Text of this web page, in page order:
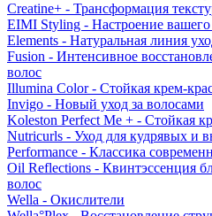
Creatine+ - Трансформация
EIMI Styling - Настроение вашего
Elements - Натуральная линия
Fusion - Интенсивное
волос
Illumina Color - Стойкая крем-
Invigo - Новый уход за волосами
Koleston Perfect Me + - Стойкая
Nutricurls - Уход для кудрявых и
Performance - Классика
Oil Reflections - Квинтэссенция
волос
Wella - Окислители